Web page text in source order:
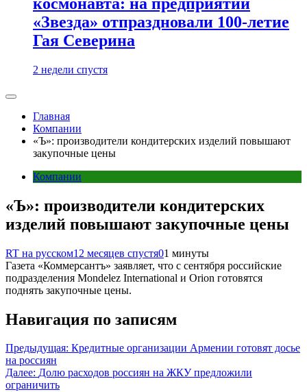
«Звезда» отпраздновали 100-летие
Гая Северина
2 недели спустя
Главная
Компании
«Ъ»: производители кондитерских изделий повышают
закупочные цены
Компании
«Ъ»: производители кондитерских
изделий повышают закупочные цены
RT на русском12 месяцев спустя01 минуты
Газета «Коммерсантъ» заявляет, что с сентября российские
подразделения Mondelez International и Orion готовятся
поднять закупочные цены.
Навигация по записям
Предыдущая: Кредитные организации Армении готовят досье
на россиян
Далее: Долю расходов россиян на ЖКУ предложили
ограничить